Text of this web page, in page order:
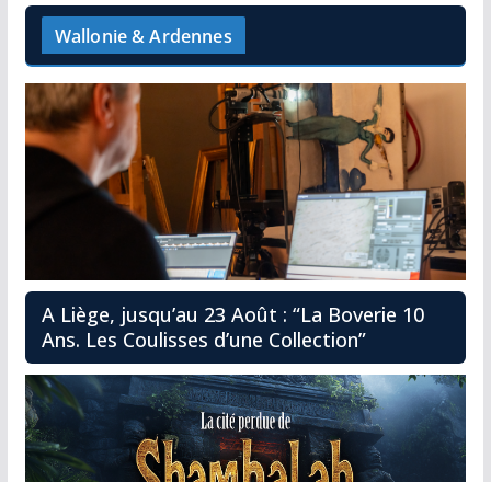
Wallonie & Ardennes
A Liège, jusqu’au 23 Août : “La Boverie 10
Ans. Les Coulisses d’une Collection”